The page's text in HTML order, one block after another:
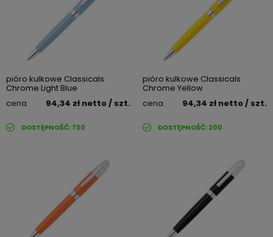
pióro kulkowe Classicals
Chrome Light Blue
cena
94,34 zł netto/ szt.
DOSTĘPNOŚĆ:730
pióro kulkowe Classicals
Chrome Yellow
cena
94,34 zł netto/ szt.
DOSTĘPNOŚĆ:200